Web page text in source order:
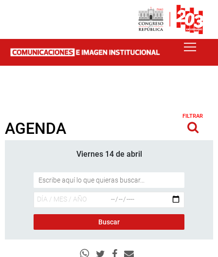
AGENDA
FILTRAR
Viernes 14 de abril